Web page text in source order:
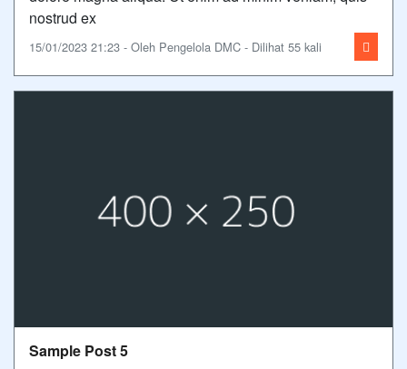
nostrud ex
15/01/2023 21:23 - Oleh Pengelola DMC - Dilihat 55 kali
Sample Post 5